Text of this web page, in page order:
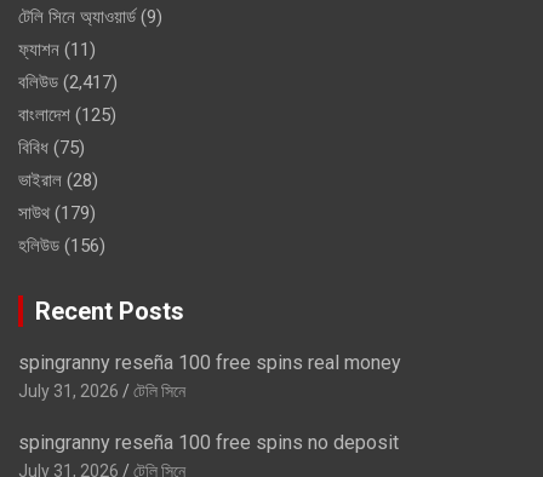
টেলি সিনে অ্যাওয়ার্ড(9)
ফ্যাশন (11)
বলিউড (2,417)
বাংলাদেশ (125)
বিবিধ (75)
ভাইরাল (28)
সাউথ (179)
হলিউড (156)
Recent Posts
spingranny reseña 100 free spins real money
July 31, 2026 টেলি সিনে
spingranny reseña 100 free spins no deposit
July 31, 2026 টেলি সিনে